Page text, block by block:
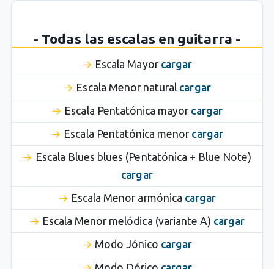
- Todas las escalas en guitarra -
Escala Mayor cargar
Escala Menor natural cargar
Escala Pentatónica mayor cargar
Escala Pentatónica menor cargar
Escala Blues blues (Pentatónica + Blue Note)
cargar
Escala Menor armónica cargar
Escala Menor melódica (variante A) cargar
Modo Jónico cargar